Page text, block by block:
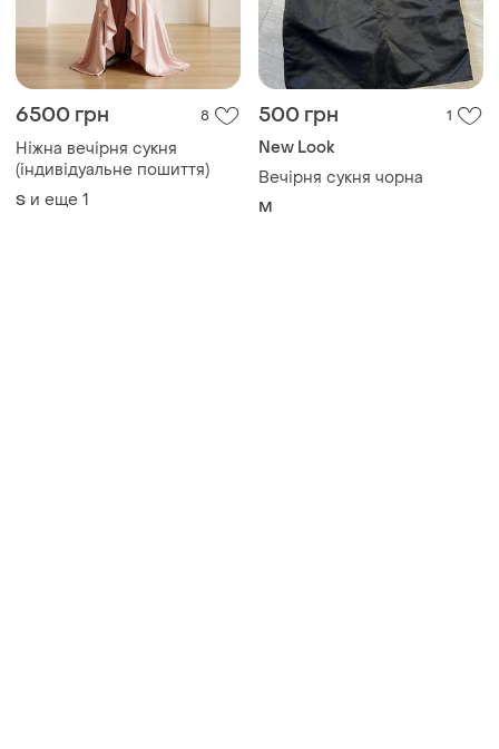
6500 грн 8
Ніжна вечірня сукня
(індивідуальне пошиття)
S и еще 1
500 грн 1
New Look
Вечірня сукня чорна
M